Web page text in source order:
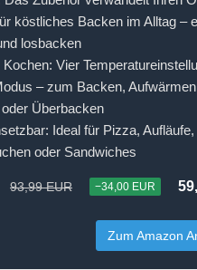
köstliches Backen im Alltag –
losbacken
Vier
– zum Backen,
Überbacken
Ideal für Pizza, Aufläufe,
oder Sandwiches
93,99 EUR −34,00 EUR
Zum Amazon